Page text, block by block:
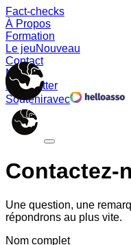
Fact-checks
À Propos
Formation
Le jeuNouveau
Contact
Memes
Newsletter
Souteniravec
Contactez-
Une question, une
répondrons au plus vite.
Nom complet